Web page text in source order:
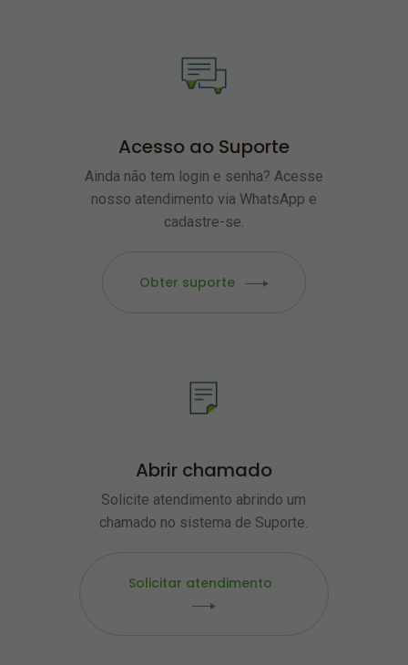
Acesso ao Suporte
Ainda não tem login e senha? Acesse
nosso atendimento via WhatsApp e
cadastre-se.
Obter suporte
Abrir chamado
Solicite atendimento abrindo um
chamado no sistema de Suporte.
Solicitar atendimento